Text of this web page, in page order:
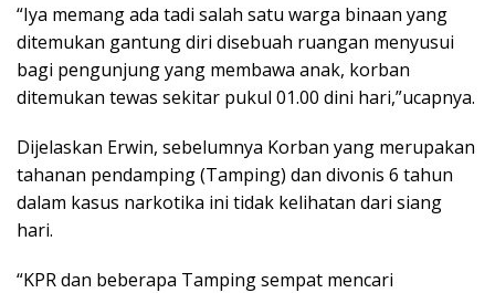
“Iya memang ada tadi salah satu warga binaan yang
ditemukan gantung diri disebuah ruangan menyusui
bagi pengunjung yang membawa anak, korban
ditemukan tewas sekitar pukul 01.00 dini hari,”ucapnya.
Dijelaskan Erwin, sebelumnya Korban yang merupakan
tahanan pendamping (Tamping) dan divonis 6 tahun
dalam kasus narkotika ini tidak kelihatan dari siang
hari.
“KPR dan beberapa Tamping sempat mencari